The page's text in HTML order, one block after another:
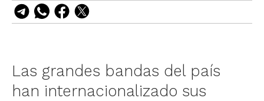
Las grandes bandas del país
han internacionalizado sus